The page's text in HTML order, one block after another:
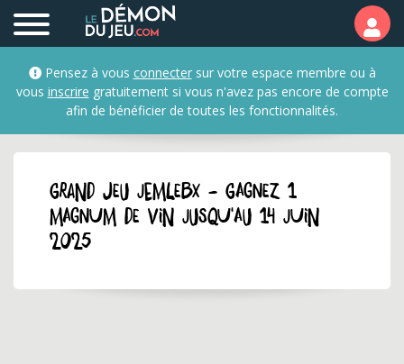
Pensez à vous connectersur votre espace membre ou à
vous inscrire gratuitement si vous n'avez pas encore de compte
afin de bénéficier de toutes les fonctionnalités.
GRAND JEU jemlebx - Gagnez 1
magnum de vin jusqu'au 14 juin
2025